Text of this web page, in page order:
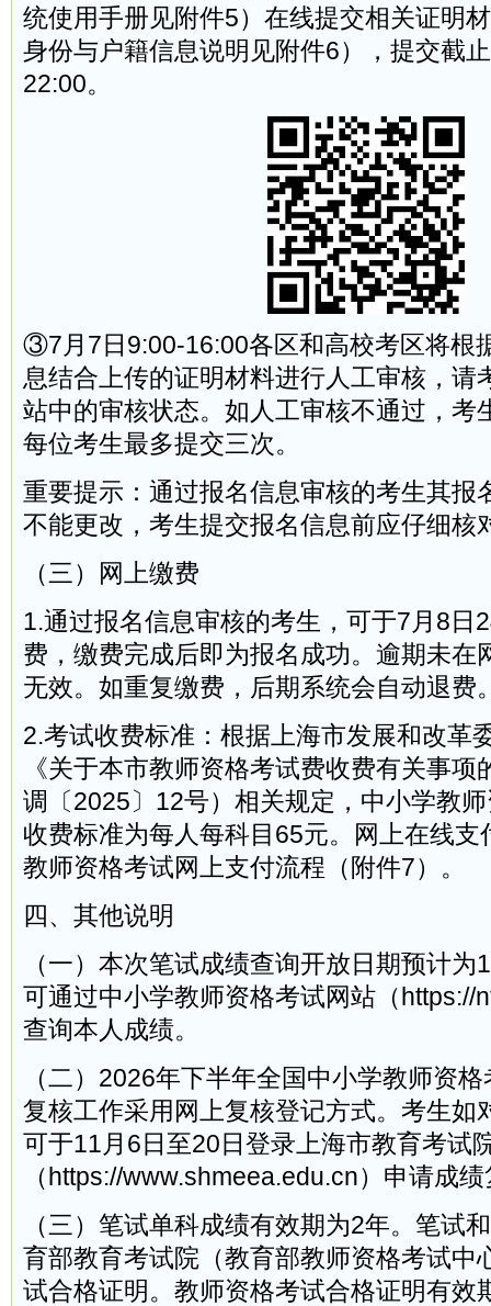
统使用手册见附件5）在线提交相关证明
身份与户籍信息说明见附件6），提交截
22:00。
③7月7日9:00-16:00各区和高校考区将根
息结合上传的证明材料进行人工审核，请
站中的审核状态。如人工审核不通过，考
每位考生最多提交三次。
重要提示：通过报名信息审核的考生其报
不能更改，考生提交报名信息前应仔细核
（三）网上缴费
1.通过报名信息审核的考生，可于7月8日
费，缴费完成后即为报名成功。逾期未在
无效。如重复缴费，后期系统会自动退费
2.考试收费标准：根据上海市发展和改革
《关于本市教师资格考试费收费有关事
调〔2025〕12号）相关规定，中小学教
收费标准为每人每科目65元。网上在线支
教师资格考试网上支付流程（附件7）。
四、其他说明
（一）本次笔试成绩查询开放日期预计
可通过中小学教师资格考试网站（https://
查询本人成绩。
（二）2026年下半年全国中小学教师资
复核工作采用网上复核登记方式。考生如
可于11月6日至20日登录上海市教育考试
（https://www.shmeea.edu.cn）申请成
（三）笔试单科成绩有效期为2年。笔试
育部教育考试院（教育部教师资格考试中
试合格证明。教师资格考试合格证明有效